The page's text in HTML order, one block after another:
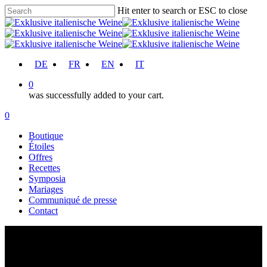
Skip
to
main
content
Hit enter to search or ESC to close
Close
Search
DE FR EN IT
0
was successfully added to your cart.
Menu
account
0
Boutique
Étoiles
Offres
Recettes
Symposia
Mariages
Communiqué de presse
Contact